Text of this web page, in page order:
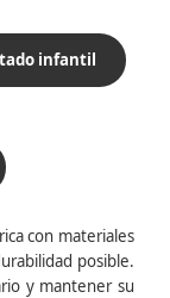
infantil
con materiales
posible.
y mantener su